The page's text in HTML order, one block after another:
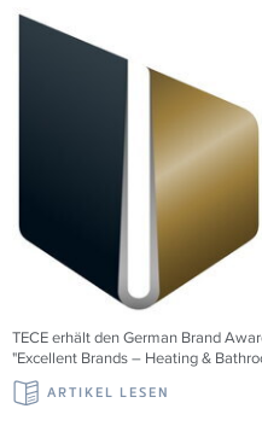
TECE erhält den German Brand
"Excellent Brands – Heating &
ARTIKEL LESEN